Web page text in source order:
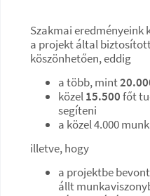
Szakmai eredményeink
a projekt által
köszönhetően, eddig
a több, mint
közel15.500főt
segíteni
a közel 4.000
illetve, hogy
a projektbe
állt